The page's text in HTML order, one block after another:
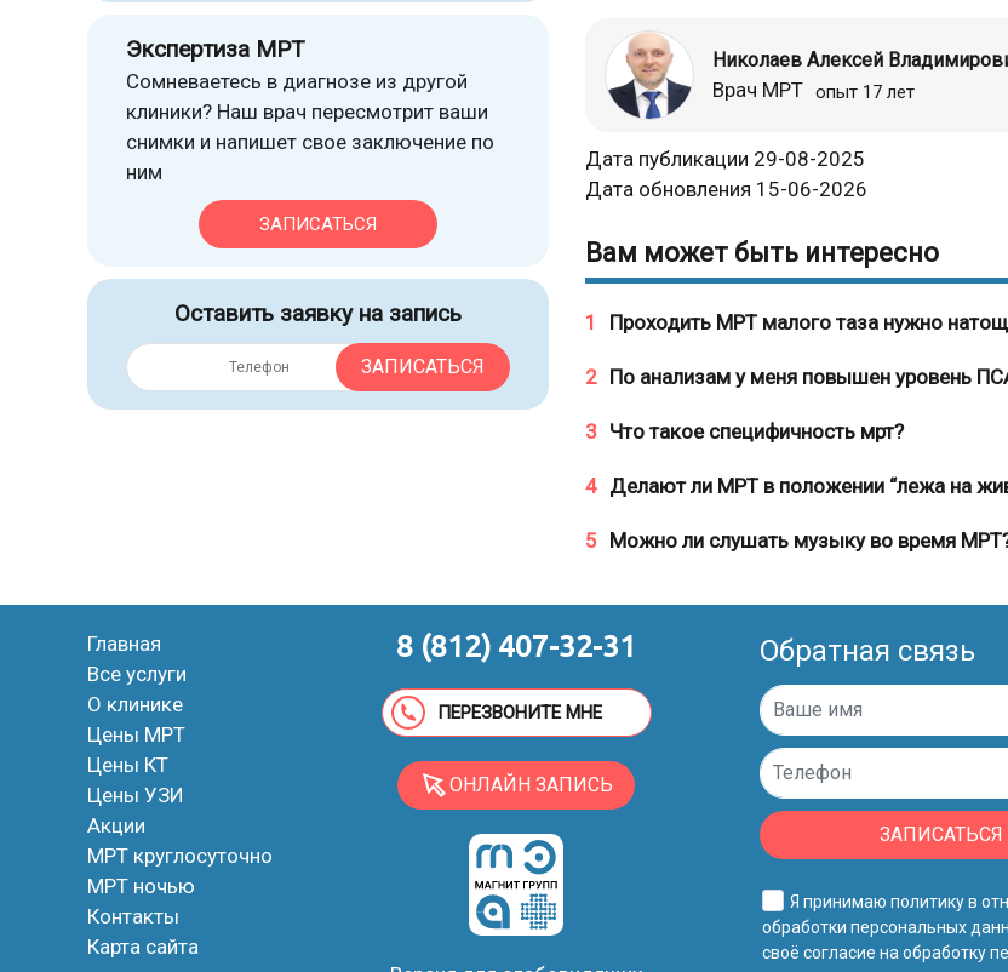
Экспертиза МРТ
Сомневаетесь в диагнозе из другой
клиники? Наш врач пересмотрит ваши
снимки и напишет свое заключение по
ним
ЗАПИСАТЬСЯ
Оставить заявку на запись
ЗАПИСАТЬСЯ
Николаев Алексей
Врач МРТ опыт 17 лет
Дата публикации 29-08-2025
Дата обновления 15-06-2026
Вам может быть интересно
1 Проходить МРТ малого таза нужно
2 По анализам у меня повышен уровень
3 Что такое специфичность мрт?
4 Делают ли МРТ в положении “лежа на
5 Можно ли слушать музыку во время
Главная
Все услуги
О клинике
Цены МРТ
Цены КТ
Цены УЗИ
Акции
МРТ круглосуточно
МРТ ночью
Контакты
Карта сайта
8 (812) 407-32-31
ПЕРЕЗВОНИТЕ МНЕ
ОНЛАЙН ЗАПИСЬ
Обратная связь
ЗАПИСАТЬСЯ
Я принимаюполитику в
обработки персональных
своёсогласие на обработку